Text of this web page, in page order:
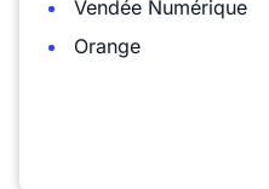
Vendée Numérique
Orange